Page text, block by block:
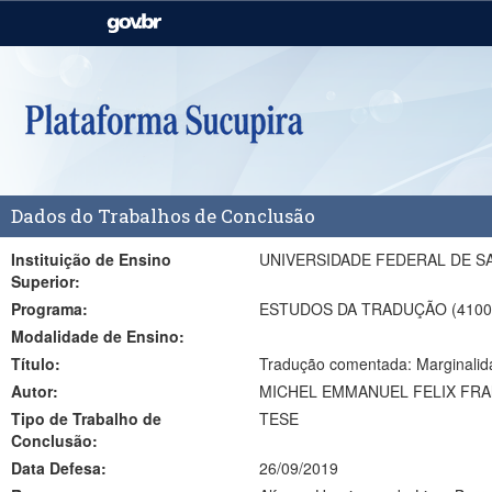
Casa Civil
Pecuária e Abastecimento
Dados do Trabalhos de Conclusão
Instituição de Ensino
Superior:
UNIVERSIDADE FEDERAL DE
Programa:
ESTUDOS DA TRADUÇÃO
Modalidade de Ensino:
Título:
Tradução
Autor:
MICHEL EMMANUEL FELIX
Tipo de Trabalho de
Conclusão:
TESE
Data Defesa:
26/09/2019